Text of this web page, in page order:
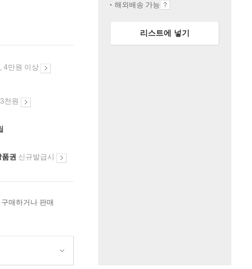
4만원 이상
천원
권 신규발급시
매하거나 판매
해외배송 가능
리스트에 넣기